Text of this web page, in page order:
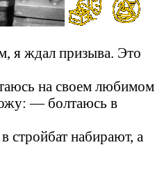
я ждал призыва. Это
на своем любимом
— болтаюсь в
стройбат набирают, а